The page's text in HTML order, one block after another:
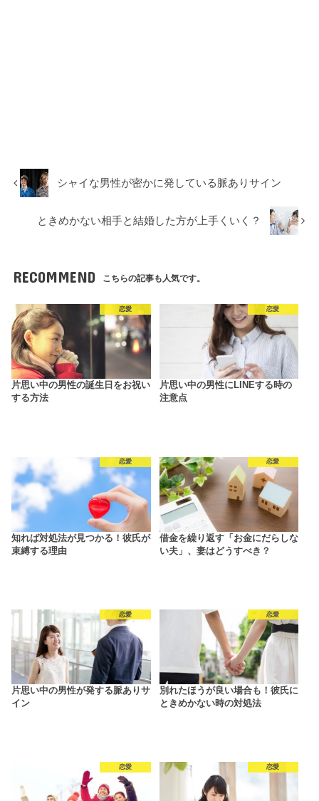
シャイな男性が密かに発している脈ありサイン
ときめかない相手と結婚した方が上手くいく？
RECOMMEND こちらの記事も人気です。
恋愛
片思い中の男性の誕生日をお祝い
する方法
恋愛
片思い中の男性にLINEする時の
注意点
恋愛
知れば対処法が見つかる！彼氏が
束縛する理由
恋愛
借金を繰り返す「お金にだらしな
い夫」、妻はどうすべき？
恋愛
片思い中の男性が発する脈ありサ
イン
恋愛
別れたほうが良い場合も！彼氏に
ときめかない時の対処法
恋愛 恋愛